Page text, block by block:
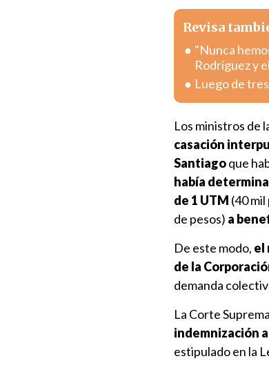
Revisa
"Nunca
Rodríguez y
Luego de
Los ministros de
casación
Santiagoque
había
de 1 UTM (40 mil
de pesos) a
De este modo, el
de la
demanda
La Corte Suprema
indemnización
estipulado en la